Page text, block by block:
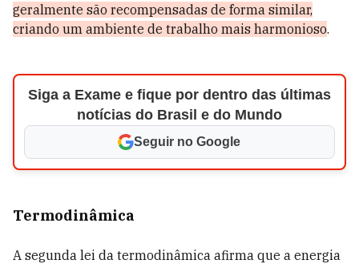
geralmente são recompensadas de forma similar,
criando um ambiente de trabalho mais harmonioso.
Siga a Exame e fique por dentro das últimas
notícias do Brasil e do Mundo
Seguir no Google
Termodinâmica
A segunda lei da termodinâmica afirma que a energia